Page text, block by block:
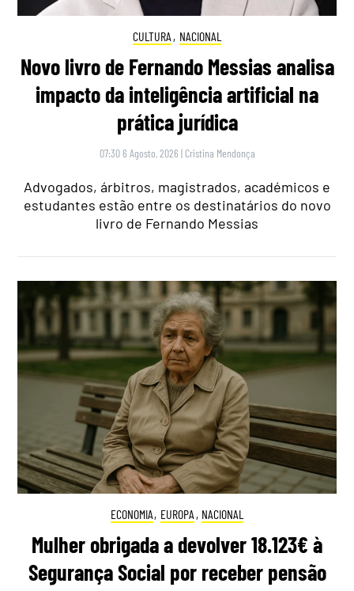
CULTURA , NACIONAL
Novo livro de Fernando Messias analisa
impacto da inteligência artificial na
prática jurídica
07:30 6 Agosto, 2026 | Cristina Mendonça
Advogados, árbitros, magistrados, académicos e
estudantes estão entre os destinatários do novo
livro de Fernando Messias
ECONOMIA, EUROPA , NACIONAL
Mulher obrigada a devolver 18.123€ à
Segurança Social por receber pensão